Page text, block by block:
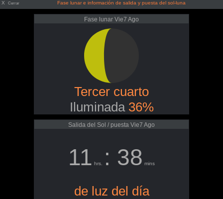
X Cerrar Fase lunar e información de salida y puesta del sol-luna
Fase lunar Vie7 Ago
Tercer cuarto
Iluminada 36%
Salida del Sol / puesta Vie7 Ago
11 hrs. : 38 mins
de luz del día